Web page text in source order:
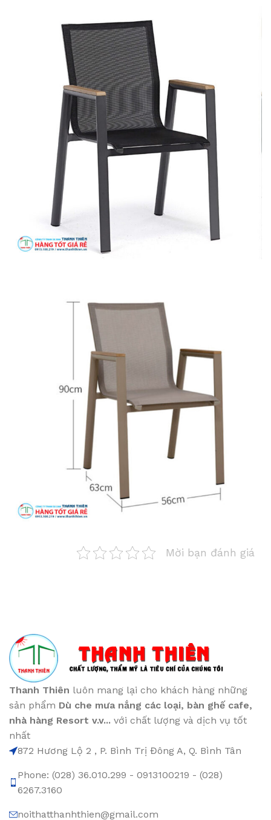
Mời bạn đánh giá
Thanh Thiên luôn mang lại cho khách hàng những
sản phẩm Dù che mưa nắng các loại, bàn ghế cafe,
nhà hàng Resort v.v... với chất lượng và dịch vụ tốt
nhất
872 Hương Lộ 2 , P. Bình Trị Đông A, Q. Bình Tân
Phone: (028) 36.010.299 - 0913100219 - (028)
6267.3160
noithatthanhthien@gmail.com